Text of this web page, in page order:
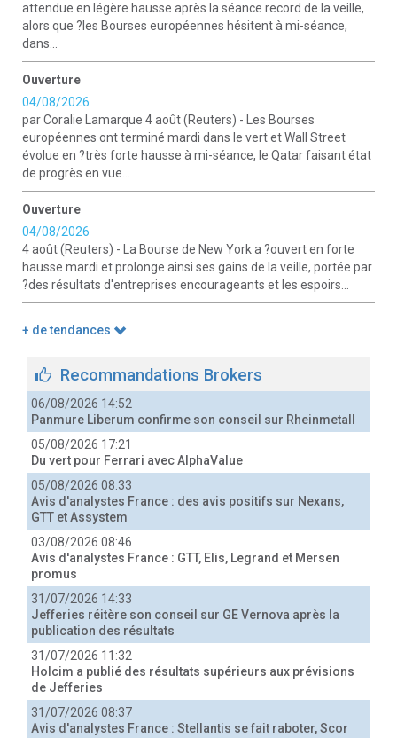
attendue en légère hausse après la séance record de la veille,
alors que ?les Bourses européennes hésitent à mi-séance,
dans...
Ouverture
04/08/2026
par Coralie Lamarque 4 août (Reuters) - Les Bourses
européennes ont terminé mardi dans le vert et Wall Street
évolue en ?très forte hausse à mi-séance, le Qatar faisant état
de progrès en vue...
Ouverture
04/08/2026
4 août (Reuters) - La Bourse de New York a ?ouvert en forte
hausse mardi et prolonge ainsi ses gains de la veille, portée par
?des résultats d'entreprises encourageants et les espoirs...
+ de tendances
Recommandations Brokers
06/08/2026 14:52
Panmure Liberum confirme son conseil sur Rheinmetall
05/08/2026 17:21
Du vert pour Ferrari avec AlphaValue
05/08/2026 08:33
Avis d'analystes France : des avis positifs sur Nexans,
GTT et Assystem
03/08/2026 08:46
Avis d'analystes France : GTT, Elis, Legrand et Mersen
promus
31/07/2026 14:33
Jefferies réitère son conseil sur GE Vernova après la
publication des résultats
31/07/2026 11:32
Holcim a publié des résultats supérieurs aux prévisions
de Jefferies
31/07/2026 08:37
Avis d'analystes France : Stellantis se fait raboter, Scor